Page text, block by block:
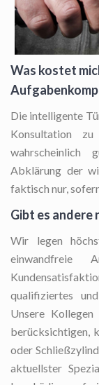
Was kostet
Die intelligente
Konsultation
wahrscheinlich
Abklärung der
faktisch nur,
Gibt es andere
Wir legen
einwandfreie
qualifiziertes
Unsere
berücksichtigen,
oder
aktuellster